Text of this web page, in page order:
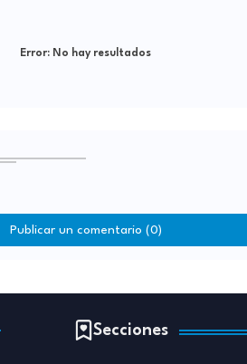
Error: No hay resultados
Publicar un comentario (0)
Secciones